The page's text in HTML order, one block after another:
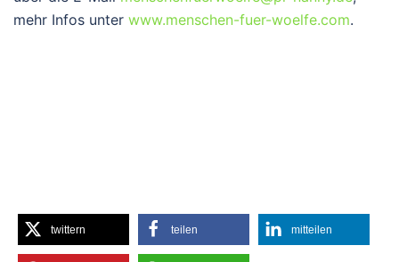
mehr Infos unter www.menschen-fuer-woelfe.com.
twittern teilen mitteilen